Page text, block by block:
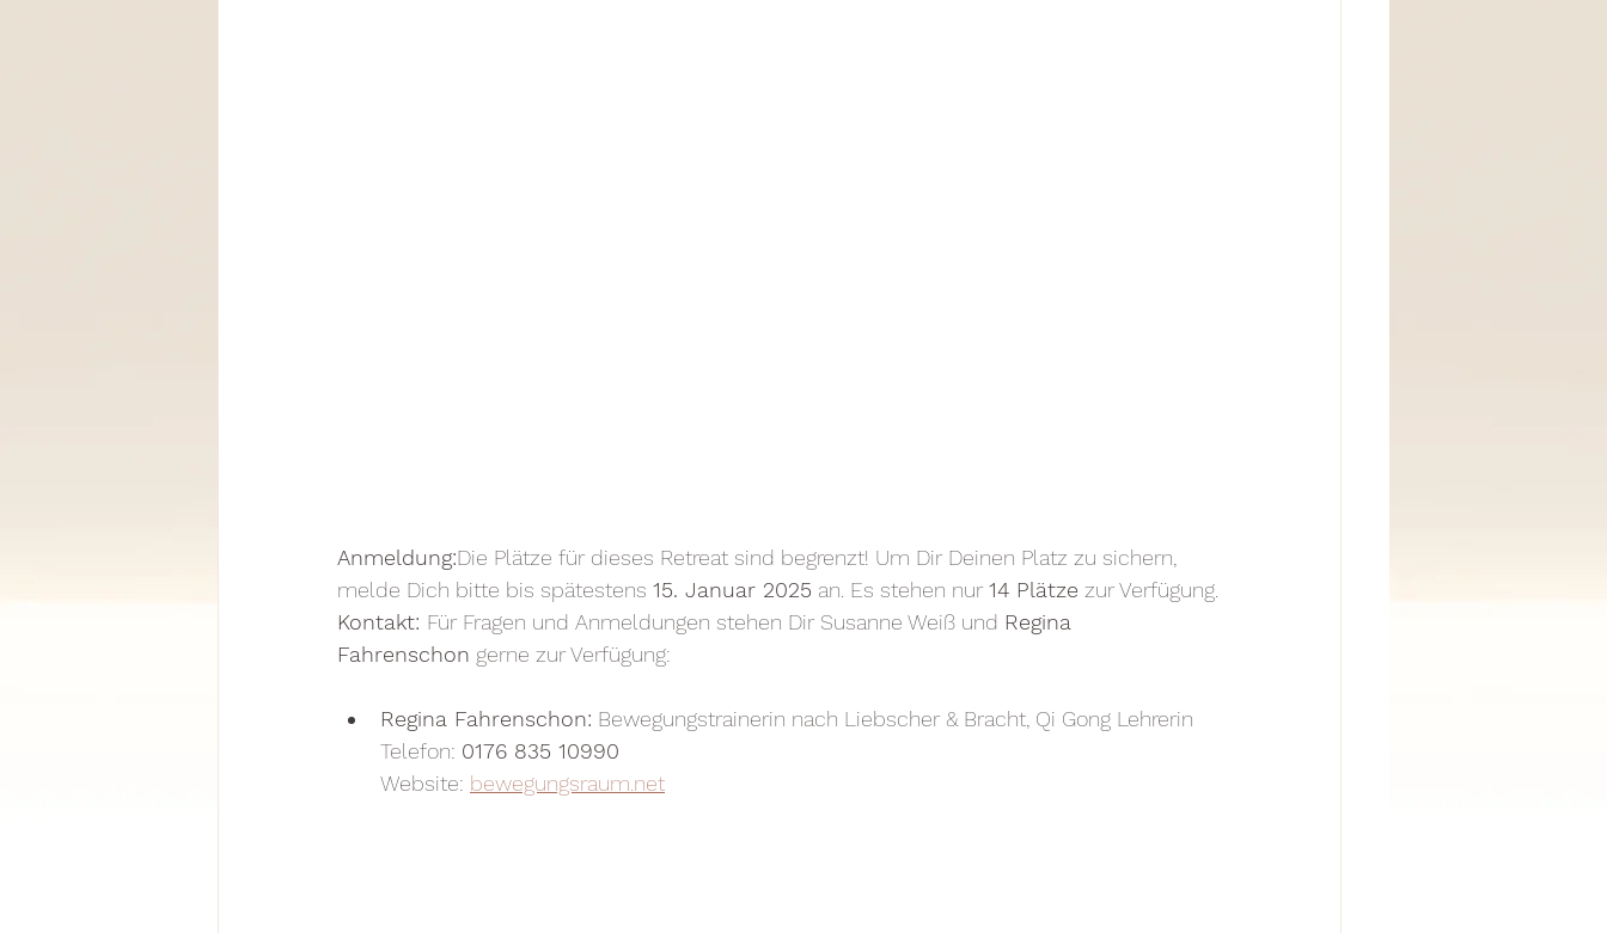
Anmeldung:Die Plätze für dieses Retreat sind begrenzt! Um Dir Deinen Platz zu sichern,
melde Dich bitte bis spätestens 15. Januar 2025 an. Es stehen nur 14 Plätze zur Verfügung.
Kontakt: Für Fragen und Anmeldungen stehen Dir Susanne Weiß und Regina
Fahrenschon gerne zur Verfügung:
Regina Fahrenschon: Bewegungstrainerin nach Liebscher & Bracht, Qi Gong Lehrerin
Telefon: 0176 835 10990
Website: bewegungsraum.net